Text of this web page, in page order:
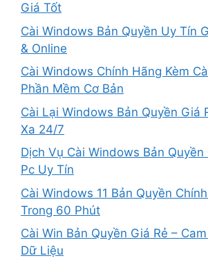
Giá Tốt
Cài Windows Bản Quyền Uy Tín
& Online
Cài Windows Chính Hãng Kèm
Phần Mềm Cơ Bản
Cài Lại Windows Bản Quyền Giá
Xa 24/7
Dịch Vụ Cài Windows Bản
Pc Uy Tín
Cài Windows 11 Bản Quyền
Trong 60 Phút
Cài Win Bản Quyền Giá Rẻ –
Dữ Liệu